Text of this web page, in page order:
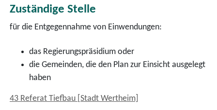
Zuständige Stelle
für die Entgegennahme von Einwendungen:
das Regierungspräsidium oder
die Gemeinden, die den Plan zur Einsicht ausgelegt
haben
43 Referat Tiefbau [Stadt Wertheim]